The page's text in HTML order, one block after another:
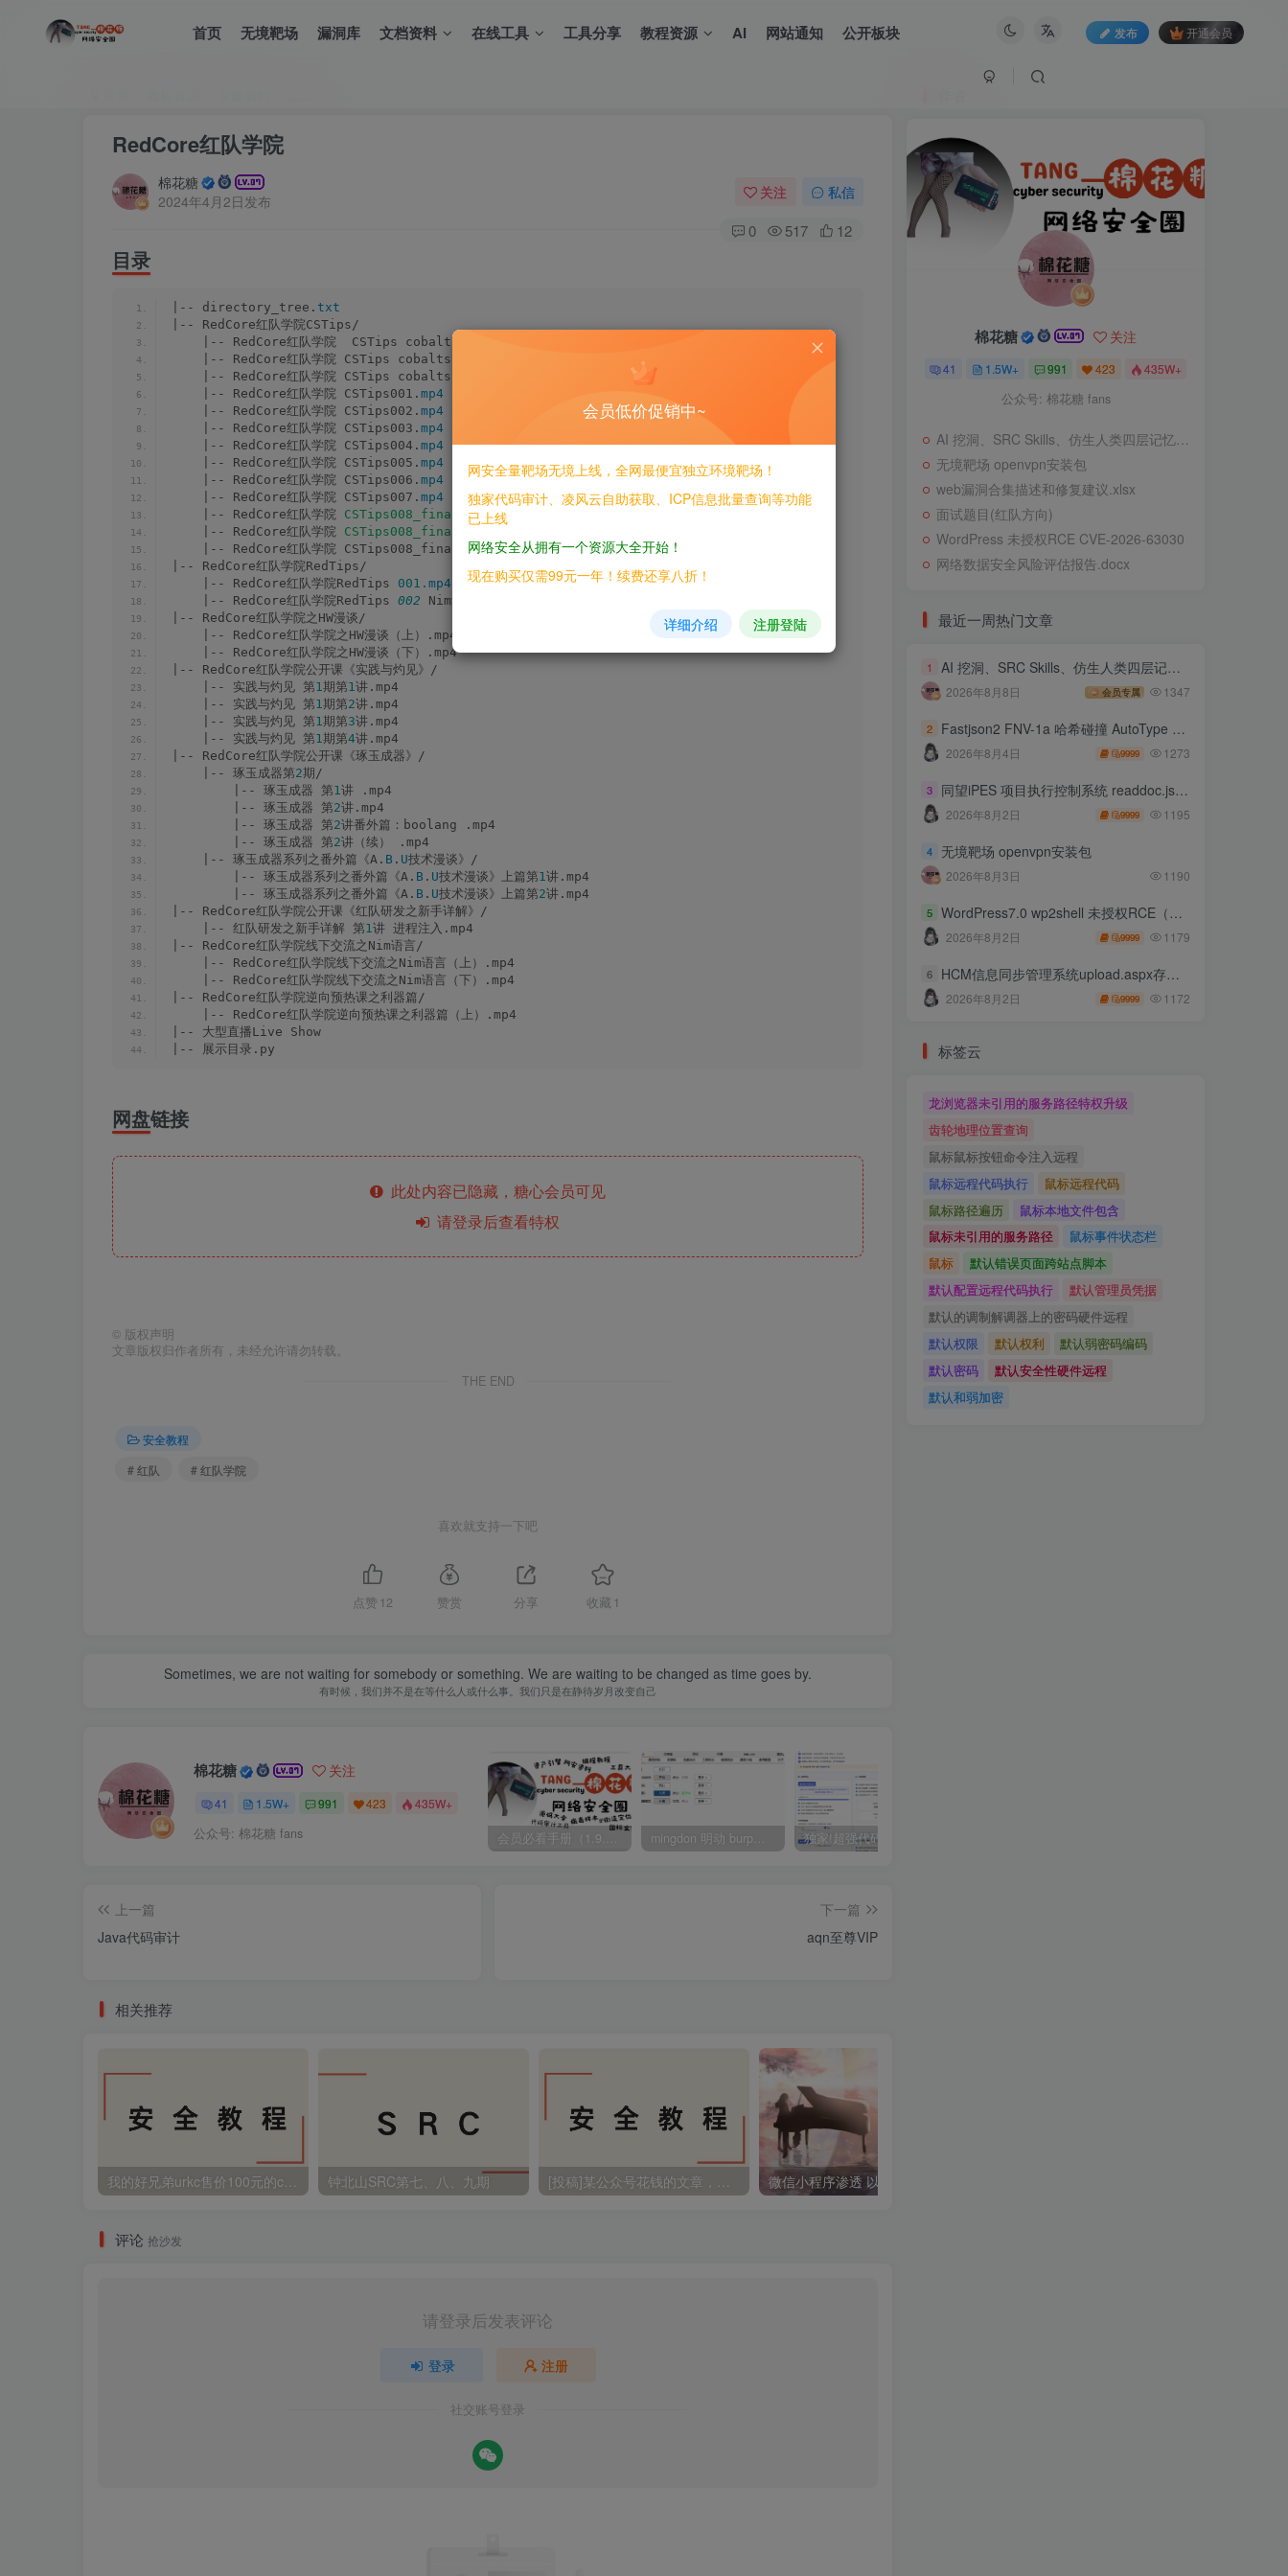
首页 无境靶场 漏洞库 文档资料 在线工具 工具分享 教程资源 AI 网站通知 公开板块 发布 开通会员
RedCore红队学院
棉花糖
2024年4月2日发布
关注 私信
0 517 12
目录
|-- directory_tree. txt
|-- RedCore红队学院CSTips/
    |-- RedCore红队学院  CSTips cobaltstrike添加bof个性化功能_duol.
    |-- RedCore红队学院 CSTips cobaltstrike添加dotnet个性化功能 duol.
    |-- RedCore红队学院 CSTips cobaltstrike添加个性化GUI功能 duol.
mov
    |-- RedCore红队学院 CSTips001.
mp4
    |-- RedCore红队学院 CSTips002.
mp4
    |-- RedCore红队学院 CSTips003.
mp4
    |-- RedCore红队学院 CSTips004.
mp4
    |-- RedCore红队学院 CSTips005.
mp4
    |-- RedCore红队学院 CSTips006.
mp4
    |-- RedCore红队学院 CSTips007.
mp4
    |-- RedCore红队学院
CSTips008_final Q&A).mp4
    |-- RedCore红队学院
CSTips008_final
    |-- RedCore红队学院 CSTips008_final.
mp4
|-- RedCore红队学院RedTips/
    |-- RedCore红队学院RedTips
001. mp4
    |-- RedCore红队学院RedTips
002 Nim红队研发.mp4
|-- RedCore红队学院之HW漫谈/
    |-- RedCore红队学院之HW漫谈（上）.mp4
    |-- RedCore红队学院之HW漫谈（下）.mp4
|-- RedCore红队学院公开课《实践与灼见》/
    |-- 实践与灼见 第
1期第1讲.mp4
    |-- 实践与灼见 第
1期第2讲.mp4
    |-- 实践与灼见 第
1期第3讲.mp4
    |-- 实践与灼见 第
1期第4讲.mp4
|-- RedCore红队学院公开课《琢玉成器》/
    |-- 琢玉成器第
2期/
        |-- 琢玉成器 第
1讲 .mp4
        |-- 琢玉成器 第
2讲.mp4
        |-- 琢玉成器 第
2讲番外篇：boolang .mp4
        |-- 琢玉成器 第
2讲（续） .mp4
    |-- 琢玉成器系列之番外篇《A.
B . U技术漫谈》/
        |-- 琢玉成器系列之番外篇《A.
B . U技术漫谈》上篇第1讲.mp4
        |-- 琢玉成器系列之番外篇《A.
B . U技术漫谈》上篇第2讲.mp4
|-- RedCore红队学院公开课《红队研发之新手详解》/
    |-- 红队研发之新手详解 第
1讲 进程注入.mp4
|-- RedCore红队学院线下交流之Nim语言/
    |-- RedCore红队学院线下交流之Nim语言（上）.mp4
    |-- RedCore红队学院线下交流之Nim语言（下）.mp4
|-- RedCore红队学院逆向预热课之利器篇/
    |-- RedCore红队学院逆向预热课之利器篇（上）.mp4
|-- 大型直播Live Show
|-- 展示目录.py
网盘链接
此处内容已隐藏，糖心会员可见
请登录后查看特权
© 版权声明
文章版权归作者所有，未经允许请勿转载。
THE END
安全教程
# 红队
# 红队学院
喜欢就支持一下吧
点赞 12 赞赏 分享 收藏 1
Sometimes, we are not waiting for somebody or something. We are waiting to be changed as time goes by.
有时候，我们并不是在等什么人或什么事。我们只是在静待岁月改变自己
棉花糖 关注
41 1.5W+ 991 423 435W+
公众号: 棉花糖 fans 会员必看手册（1.9.0版本 26.4.5更新） mingdon 明动 burp插件0.2.6版本 本地时间校验去除版
上一篇
Java代码审计
下一篇
aqn至尊VIP
相关推荐
钟北山SRC第七、八、九期
评论 抢沙发
请登录后发表评论
登录 注册
社交账号登录
棉花糖 关注
41 1.5W+ 991 423 435W+
公众号: 棉花糖 fans
AI 挖洞、SRC Skills、仿生人类四层记忆系统
无境靶场 openvpn安装包
web漏洞合集描述和修复建议.xlsx
面试题目(红队方向)
WordPress 未授权RCE CVE-2026-63030
网络数据安全风险评估报告.docx
最近一周热门文章
1 AI 挖洞、SRC Skills、仿生人类四层记忆系统
2026年8月8日 会员专属 1347
2 Fastjson2 FNV-1a 哈希碰撞 AutoType 绕过远程代码执行
2026年8月4日 9999 1273
3 同望iPES 项目执行控制系统 readdoc.jsp存在任意文件读取
2026年8月2日 9999 1195
4 无境靶场 openvpn安装包
2026年8月3日 1190
5 WordPress7.0 wp2shell 未授权RCE（CVE-2026-63030 CVE-2026-60137）
2026年8月2日 9999 1179
6 HCM信息同步管理系统upload.aspx存在任意文件上传
2026年8月2日 9999 1172
标签云
龙浏览器未引用的服务路径特权升级
齿轮地理位置查询
鼠标鼠标按钮命令注入远程
鼠标远程代码执行
鼠标远程代码
鼠标路径遍历
鼠标本地文件包含
鼠标未引用的服务路径
鼠标事件状态栏
鼠标
默认错误页面跨站点脚本
默认配置远程代码执行
默认管理员凭据
默认的调制解调器上的密码硬件远程
默认权限
默认权利
默认弱密码编码
默认密码
默认安全性硬件远程
默认和弱加密
会员低价促销中~
网安全量靶场无境上线，全网最便宜独立环境靶场！
独家代码审计、凌风云自助获取、ICP信息批量查询等功能
已上线
网络安全从拥有一个资源大全开始！
现在购买仅需99元一年！续费还享八折！
详细介绍 注册登陆